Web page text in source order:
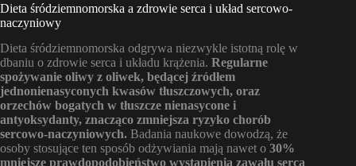
Dieta śródziemnomorska a zdrowie serca i układ sercowo-
naczyniowy
Dieta śródziemnomorska odgrywa niezwykle istotną rolę w
dbaniu o zdrowie serca i układu krążenia. Regularne
spożywanie oliwy z oliwek, będącej źródłem
jednonienasyconych kwasów tłuszczowych, oraz
orzechów bogatych w tłuszcze nienasycone i
antyoksydanty, znacząco zmniejsza ryzyko chorób
sercowo-naczyniowych. Badania naukowe dowodzą, że
osoby stosujące ten sposób odżywiania mają nawet o 30%
mniejsze prawdopodobieństwo wystąpienia zawału serca